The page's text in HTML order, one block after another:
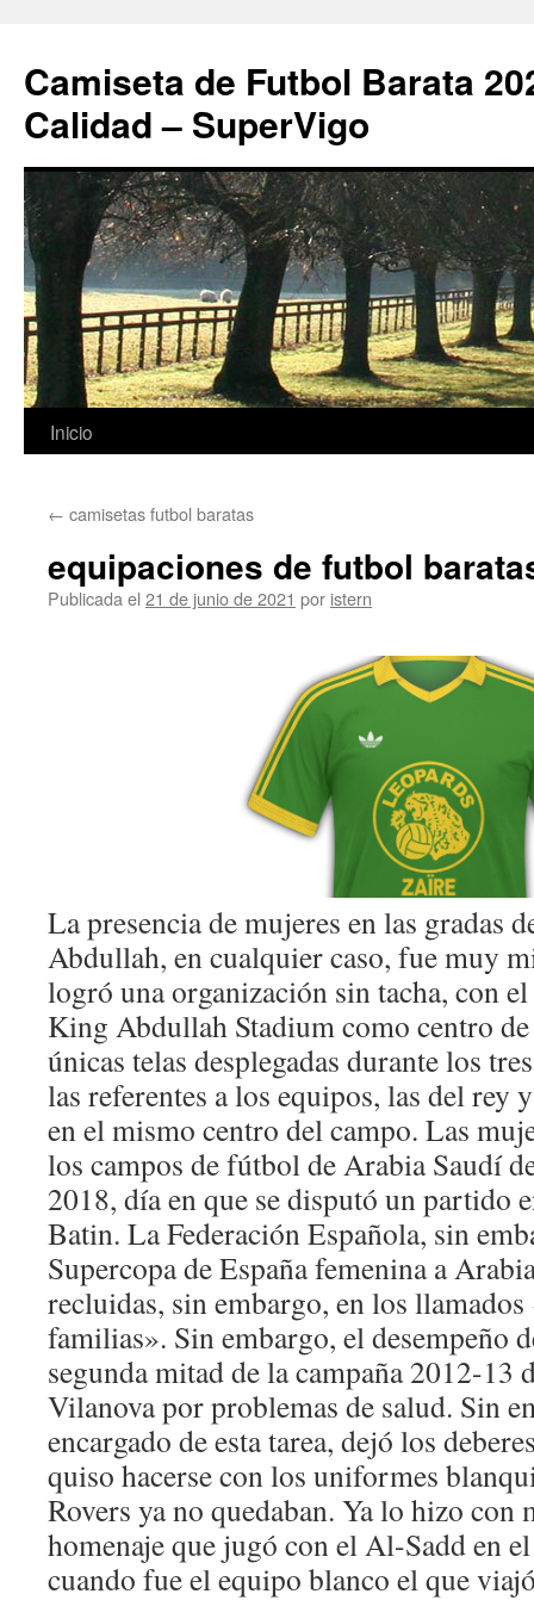
Camiseta de Futbol Barata
Calidad – SuperVigo
Saltar
contenido
Inicio
← camisetas futbol baratas
equipaciones de futbol
Publicada el 21 de junio de 2021 por istern
La presencia de mujeres en las gradas
Abdullah, en cualquier caso, fue muy
logró una organización sin tacha, con
King Abdullah Stadium como centro
únicas telas desplegadas durante los
las referentes a los equipos, las del rey
en el mismo centro del campo. Las
los campos de fútbol de Arabia Saudí
2018, día en que se disputó un
Batin. La Federación Española, sin
Supercopa de España femenina a
recluidas, sin embargo, en los llamados
familias». Sin embargo, el desempeño
segunda mitad de la campaña 2012-13
Vilanova por problemas de salud. Sin
encargado de esta tarea, dejó los
quiso hacerse con los uniformes
Rovers ya no quedaban. Ya lo hizo
homenaje que jugó con el Al-Sadd en
cuando fue el equipo blanco el que